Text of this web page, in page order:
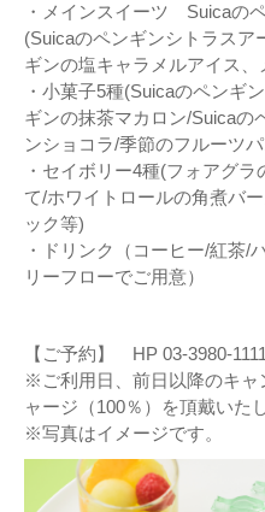
・メインスイーツ Suicaの
(Suicaのペンギンシトラスア
ギンの塩キャラメルアイス、
・小菓子5種(Suicaのペンギ
ギンの抹茶マカロン/Suicaの
ンショコラ/季節のフルーツ
・セイボリー4種(フォアグ
て/ホワイトロールの角煮バ
ック等)
・ドリンク（コーヒー/紅茶/
リーフローでご用意）
【ご予約】 HP 03-3980-
※ご利用日、前日以降のキャ
ャージ（100％）を頂戴いた
※写真はイメージです。